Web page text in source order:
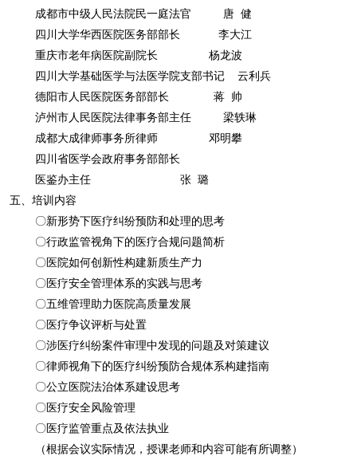
成都市中级人民法院民一庭法官 唐 健
四川大学华西医院医务部部长 李大江
重庆市老年病医院副院长 杨龙波
四川大学基础医学与法医学院支部书记 云利兵
德阳市人民医院医务部部长 蒋 帅
泸州市人民医院法律事务部主任 梁轶琳
成都大成律师事务所律师 邓明攀
四川省医学会政府事务部部长
医鉴办主任 张 璐
五、培训内容
〇新形势下医疗纠纷预防和处理的思考
〇行政监管视角下的医疗合规问题简析
〇医院如何创新性构建新质生产力
〇医疗安全管理体系的实践与思考
〇五维管理助力医院高质量发展
〇医疗争议评析与处置
〇涉医疗纠纷案件审理中发现的问题及对策建议
〇律师视角下的医疗纠纷预防合规体系构建指南
〇公立医院法治体系建设思考
〇医疗安全风险管理
〇医疗监管重点及依法执业
（根据会议实际情况，授课老师和内容可能有所调整）